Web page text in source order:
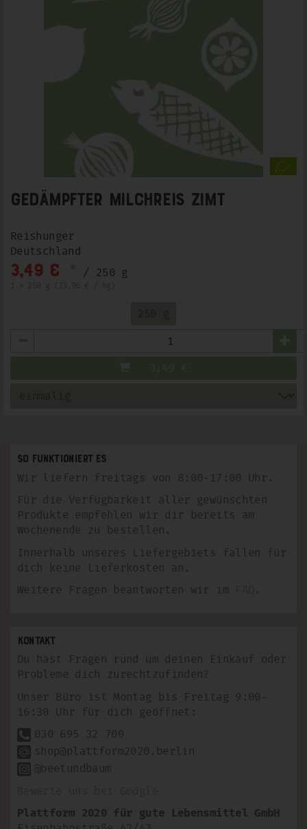
Gedämpfter Milchreis Zimt
Reishunger
Deutschland
3,49 € / 250 g
So funktioniert es
Wir liefern freitags von 8:00-17:00 Uhr.
Für die Verfügbarkeit aller gewünschten
Produkte empfehlen wir dir bereits am
Wochenende zu bestellen.
Innerhalb unseres Liefergebiets fallen für
dich keine Lieferkosten an.
Weitere Fragen beantworten wir im
.
Kontakt
Du hast Fragen rund um deinen Einkauf oder
Probleme dich zurechtzufinden?
Unser Büro ist Montag bis Freitag 9:00-
16:30 Uhr für dich geöffnet:
030 695 32 700
shop@plattform2020.berlin
@beetundbaum
Plattform 2020 für gute Lebensmittel GmbH